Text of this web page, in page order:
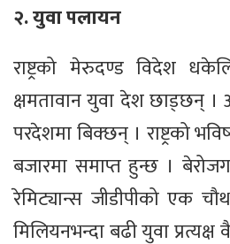
२. युवा पलायन
राष्ट्रको मेरुदण्ड विदेश
क्षमतावान युवा देश छाड्छन्
परदेशमा बिक्छन् । राष्ट्रको
बजारमा समाप्त हुन्छ ।
रेमिट्यान्स जीडीपीको एक
मिलियनभन्दा बढी युवा